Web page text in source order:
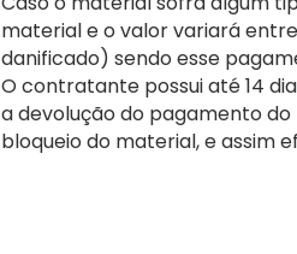
material e o valor variará
danificado) sendo esse
O contratante possui até 14
a devolução do pagamento
bloqueio do material, e assim